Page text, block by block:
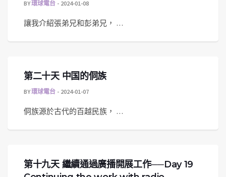
BY環球電台 2024-01-08
讓我介紹張弟兄和彭弟兄， …
第二十天 中国的侗族
BY環球電台 2024-01-07
侗族源於古代的百越民族， …
第十九天 繼續通過廣播開展工作──Day 19